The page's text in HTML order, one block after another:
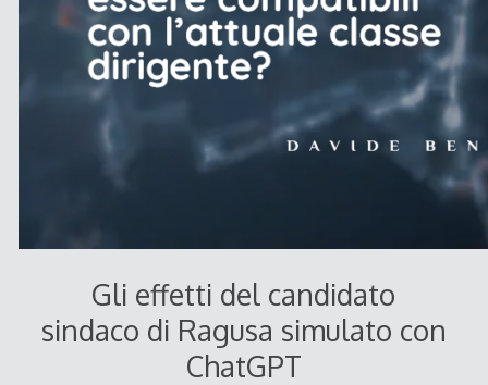
Gli effetti del candidato
sindaco di Ragusa simulato con
ChatGPT